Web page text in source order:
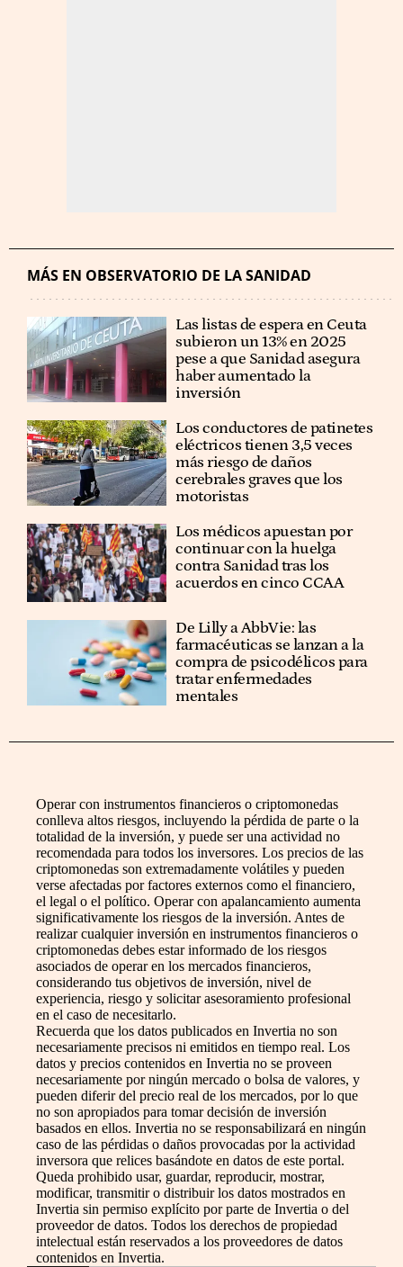
MÁS EN OBSERVATORIO DE LA SANIDAD
Las listas de espera en Ceuta
subieron un 13% en 2025
pese a que Sanidad asegura
haber aumentado la
inversión
Los conductores de patinetes
eléctricos tienen 3,5 veces
más riesgo de daños
cerebrales graves que los
motoristas
Los médicos apuestan por
continuar con la huelga
contra Sanidad tras los
acuerdos en cinco CCAA
De Lilly a AbbVie: las
farmacéuticas se lanzan a la
compra de psicodélicos para
tratar enfermedades
mentales
Operar con instrumentos financieros o criptomonedas
conlleva altos riesgos, incluyendo la pérdida de parte o la
totalidad de la inversión, y puede ser una actividad no
recomendada para todos los inversores. Los precios de las
criptomonedas son extremadamente volátiles y pueden
verse afectadas por factores externos como el financiero,
el legal o el político. Operar con apalancamiento aumenta
significativamente los riesgos de la inversión. Antes de
realizar cualquier inversión en instrumentos financieros o
criptomonedas debes estar informado de los riesgos
asociados de operar en los mercados financieros,
considerando tus objetivos de inversión, nivel de
experiencia, riesgo y solicitar asesoramiento profesional
en el caso de necesitarlo.
Recuerda que los datos publicados en Invertia no son
necesariamente precisos ni emitidos en tiempo real. Los
datos y precios contenidos en Invertia no se proveen
necesariamente por ningún mercado o bolsa de valores, y
pueden diferir del precio real de los mercados, por lo que
no son apropiados para tomar decisión de inversión
basados en ellos. Invertia no se responsabilizará en ningún
caso de las pérdidas o daños provocadas por la actividad
inversora que relices basándote en datos de este portal.
Queda prohibido usar, guardar, reproducir, mostrar,
modificar, transmitir o distribuir los datos mostrados en
Invertia sin permiso explícito por parte de Invertia o del
proveedor de datos. Todos los derechos de propiedad
intelectual están reservados a los proveedores de datos
contenidos en Invertia.